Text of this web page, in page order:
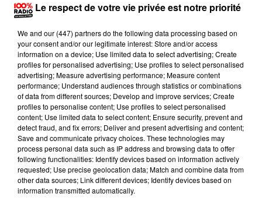
Lecture (1 min 13 sec)
100%
100% Radio l'agenda de l'Hérault
Le respect de votre vie privée est notre priorité
We and our (447) partnersdo the following data processing based on
your consent and/or our legitimate interest: Store and/or access
information on a device; Use limited data to select advertising; Create
profiles for personalised advertising; Use profiles to select personalised
advertising; Measure advertising performance; Measure content
performance; Understand audiences through statistics or combinations
of data from different sources; Develop and improve services; Create
profiles to personalise content; Use profiles to select personalised
content; Use limited data to select content; Ensure security, prevent and
detect fraud, and fix errors; Deliver and present advertising and content;
Save and communicate privacy choices. These technologies may
process personal data such as IP address and browsing data to offer
following functionalities: Identify devices based on information actively
requested; Use precise geolocation data; Match and combine data from
other data sources; Link different devices; Identify devices based on
information transmitted automatically.